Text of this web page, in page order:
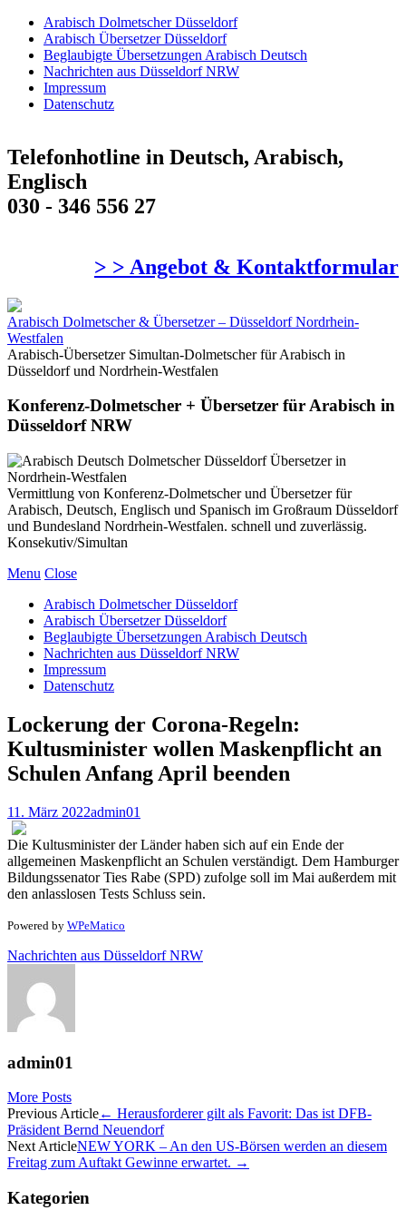
Arabisch Dolmetscher Düsseldorf
Arabisch Übersetzer Düsseldorf
Beglaubigte Übersetzungen Arabisch Deutsch
Nachrichten aus Düsseldorf NRW
Impressum
Datenschutz
Telefonhotline in Deutsch, Arabisch,
Englisch
030 - 346 556 27
> > Angebot & Kontaktformular
Arabisch Dolmetscher & Übersetzer – Düsseldorf Nordrhein-
Westfalen
Arabisch-Übersetzer Simultan-Dolmetscher für Arabisch in
Düsseldorf und Nordrhein-Westfalen
Konferenz-Dolmetscher + Übersetzer für Arabisch in
Düsseldorf NRW
Vermittlung von Konferenz-Dolmetscher und Übersetzer für
Arabisch, Deutsch, Englisch und Spanisch im Großraum Düsseldorf
und Bundesland Nordrhein-Westfalen. schnell und zuverlässig.
Konsekutiv/Simultan
Menu Close
Arabisch Dolmetscher Düsseldorf
Arabisch Übersetzer Düsseldorf
Beglaubigte Übersetzungen Arabisch Deutsch
Nachrichten aus Düsseldorf NRW
Impressum
Datenschutz
Lockerung der Corona-Regeln:
Kultusminister wollen Maskenpflicht an
Schulen Anfang April beenden
11. März 2022admin01
Die Kultusminister der Länder haben sich auf ein Ende der
allgemeinen Maskenpflicht an Schulen verständigt. Dem Hamburger
Bildungssenator Ties Rabe (SPD) zufolge soll im Mai außerdem mit
den anlasslosen Tests Schluss sein.
Powered by WPeMatico
Nachrichten aus Düsseldorf NRW
admin01
More Posts
Post
navigation
Previous Article← Herausforderer gilt als Favorit: Das ist DFB-
Präsident Bernd Neuendorf
Next ArticleNEW YORK – An den US-Börsen werden an diesem
Freitag zum Auftakt Gewinne erwartet. →
Kategorien